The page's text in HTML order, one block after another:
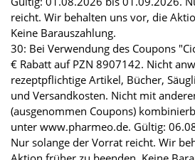
reicht. Wir behalten uns vor, die
Keine Barauszahlung.
30: Bei Verwendung des Coupons
€ Rabatt auf PZN 8907142. Nicht
rezeptpflichtige Artikel, Bücher,
und Versandkosten. Nicht mit
(ausgenommen Coupons)
unter www.pharmeo.de. Gültig:
Nur solange der Vorrat reicht. Wir